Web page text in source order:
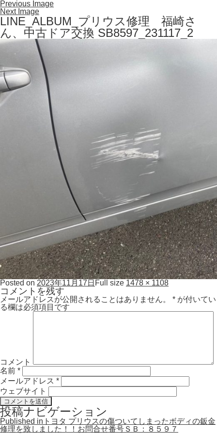
Previous Image
Next Image
LINE_ALBUM_プリウス修理 福崎さ
ん、中古ドア交換 SB8597_231117_2
Posted on 2023年11月17日 Full size 1478 × 1108
コメントを残す
メールアドレスが公開されることはありません。 * が付いてい
る欄は必須項目です
コメント
名前 *
メールアドレス *
ウェブサイト
投稿ナビゲーション
Published in トヨタ プリウスの傷ついてしまったボディの鈑金
修理を致しました！！お問合せ番号ＳＢ：８５９７